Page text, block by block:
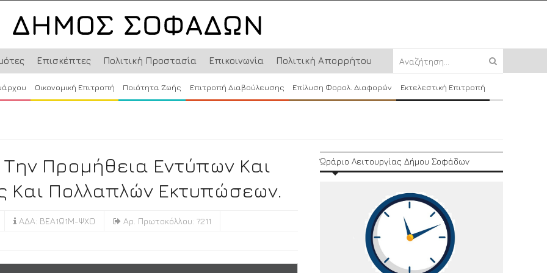
Επισκέπτες Πολιτική Προστασία Επικοινωνία Πολιτική Απορρήτου
Οικονομική Επιτροπή Ποιότητα Ζωής Επιτροπή Διαβούλευσης Επίλυση Φορολ. Διαφορών Εκτελεστική Επιτροπή
Προμήθεια Εντύπων Και
Και Πολλαπλών Εκτυπώσεων.
ΑΔΑ: ΒΕΑ1Ω1Μ-ΨΧΟ Αρ. Πρωτοκόλλου: 7211
Ώράριο Λειτουργίας Δήμου Σοφάδων